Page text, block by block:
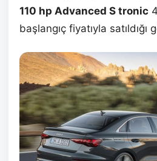
110 hp Advanced S tronic
başlangıç fiyatıyla satıldığı